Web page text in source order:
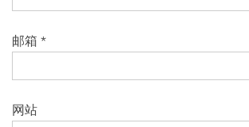
邮箱 *
网站